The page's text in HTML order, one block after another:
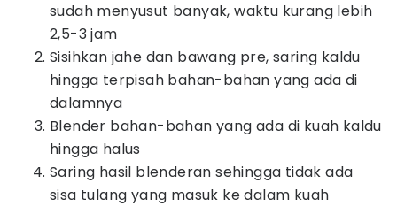
sudah menyusut banyak, waktu kurang lebih
2,5-3 jam
Sisihkan jahe dan bawang pre, saring kaldu
hingga terpisah bahan-bahan yang ada di
dalamnya
Blender bahan-bahan yang ada di kuah kaldu
hingga halus
Saring hasil blenderan sehingga tidak ada
sisa tulang yang masuk ke dalam kuah